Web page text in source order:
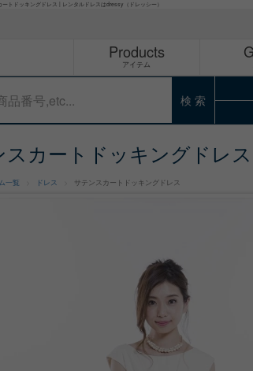
ートドッキングドレス | レンタルドレスはdressy（ドレッシー）
Products
アイテム
検 索
スカートドッキングドレス
一覧 ドレス サテンスカートドッキングドレス